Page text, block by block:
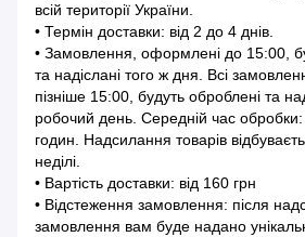
всій території України.
• Термін доставки: від 2 до 4 днів.
• Замовлення, оформлені до 15:00,
та надіслані того ж дня. Всі
пізніше 15:00, будуть оброблені та
робочий день. Середній час
годин. Надсилання товарів
неділі.
• Вартість доставки: від 160 грн
• Відстеження замовлення: після
замовлення вам буде надано